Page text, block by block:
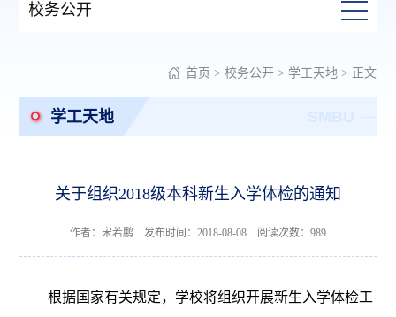
校务公开
首页 > 校务公开> 学工天地> 正文
学工天地
关于组织2018级本科新生入学体检的通知
作者：宋若鹏 发布时间：2018-08-08 阅读次数： 989
根据国家有关规定，学校将组织开展新生入学体检工